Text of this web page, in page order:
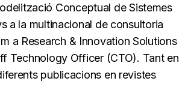
Conceptual de Sistemes
a la multinacional de consultoria
a Research & Innovation Solutions
Technology Officer (CTO). Tant en
publicacions en revistes